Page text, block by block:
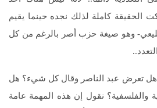
الحقيقة كاملة لذلك نجده حينما يقيم
وهو صيغة حزب أصر بالرغم من كل
هل تعرض عبد الناصر وقال كل شيء؟ هل
والفلسفية؟ نقول إن هذه المهمة عامة